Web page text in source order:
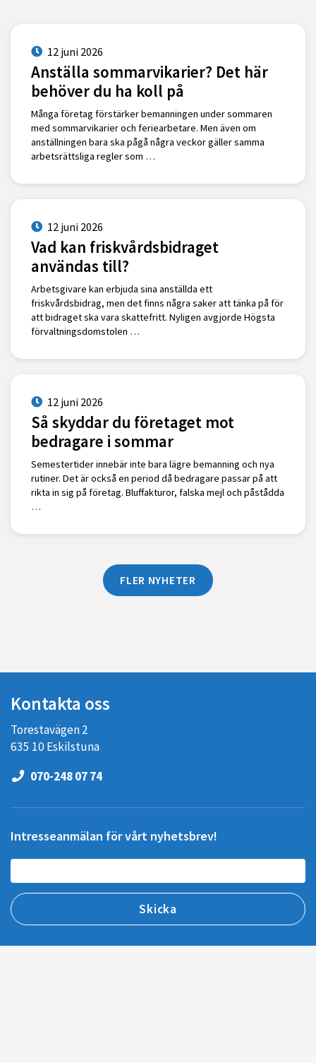
12 juni 2026
Anställa sommarvikarier? Det här
behöver du ha koll på
Många företag förstärker bemanningen under sommaren
med sommarvikarier och feriearbetare. Men även om
anställningen bara ska pågå några veckor gäller samma
arbetsrättsliga regler som …
12 juni 2026
Vad kan friskvårdsbidraget
användas till?
Arbetsgivare kan erbjuda sina anställda ett
friskvårdsbidrag, men det finns några saker att tänka på för
att bidraget ska vara skattefritt. Nyligen avgjorde Högsta
förvaltningsdomstolen …
12 juni 2026
Så skyddar du företaget mot
bedragare i sommar
Semestertider innebär inte bara lägre bemanning och nya
rutiner. Det är också en period då bedragare passar på att
rikta in sig på företag. Bluffakturor, falska mejl och påstådda
…
FLER NYHETER
Kontakta oss
Torestavägen 2
635 10 Eskilstuna
070-248 07 74
Intresseanmälan för vårt nyhetsbrev!